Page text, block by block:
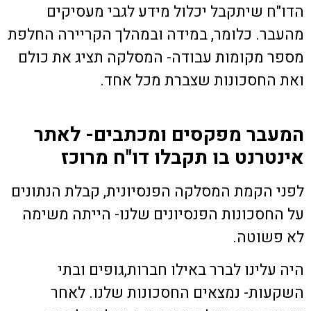
הדו"ח שיתקבל יכלול מידע לגבי מעסיקים
מהעבר. כלומר, במידה ובמהלך הקריירה החלפת
מספר מקומות עבודה- המסלקה תציג את כולם
ואת החסכונות שצברת מכל אחד.
המעבר מפקסים ומכתבים- לאתר
אינטרנט בו תקבלו דו"ח מרוכז
לפני הקמת המסלקה הפנסיונית, קבלת הנתונים
על החסכונות הפנסיונים שלנו- הייתה משימה
לא פשוטה.
היה עלינו לברר באילו חברות,גופים ובתי
השקעות- נמצאים החסכונות שלנו. לאחר